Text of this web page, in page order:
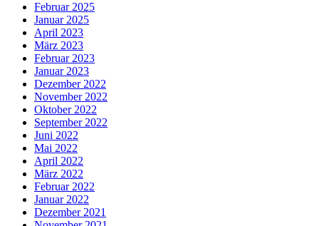
Februar 2025
Januar 2025
April 2023
März 2023
Februar 2023
Januar 2023
Dezember 2022
November 2022
Oktober 2022
September 2022
Juni 2022
Mai 2022
April 2022
März 2022
Februar 2022
Januar 2022
Dezember 2021